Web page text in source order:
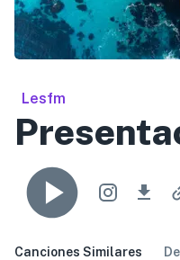
Lesfm
Canciones Similares